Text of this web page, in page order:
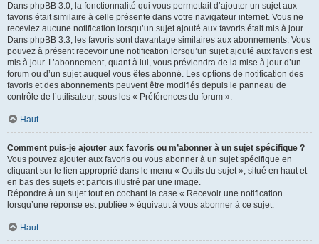
Dans phpBB 3.0, la fonctionnalité qui vous permettait d’ajouter un sujet aux
favoris était similaire à celle présente dans votre navigateur internet. Vous ne
receviez aucune notification lorsqu’un sujet ajouté aux favoris était mis à jour.
Dans phpBB 3.3, les favoris sont davantage similaires aux abonnements. Vous
pouvez à présent recevoir une notification lorsqu’un sujet ajouté aux favoris est
mis à jour. L’abonnement, quant à lui, vous préviendra de la mise à jour d’un
forum ou d’un sujet auquel vous êtes abonné. Les options de notification des
favoris et des abonnements peuvent être modifiés depuis le panneau de
contrôle de l’utilisateur, sous les « Préférences du forum ».
Haut
Comment puis-je ajouter aux favoris ou m’abonner à un sujet spécifique ?
Vous pouvez ajouter aux favoris ou vous abonner à un sujet spécifique en
cliquant sur le lien approprié dans le menu « Outils du sujet », situé en haut et
en bas des sujets et parfois illustré par une image.
Répondre à un sujet tout en cochant la case « Recevoir une notification
lorsqu’une réponse est publiée » équivaut à vous abonner à ce sujet.
Haut